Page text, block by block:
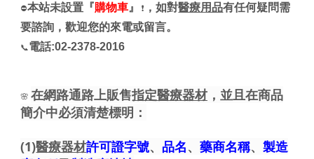
⛔本站未設置『購物車 』 ❗ ，如對醫療用品有任何疑問需
要諮詢，歡迎您的來電或留言。
📞電話:02-2378-2016
🌸在網路通路上販售指定醫療器材 ，並且在商品
簡介中必須清楚標明：
(1)醫療器材許可證字號、 品名、藥商名稱、製造